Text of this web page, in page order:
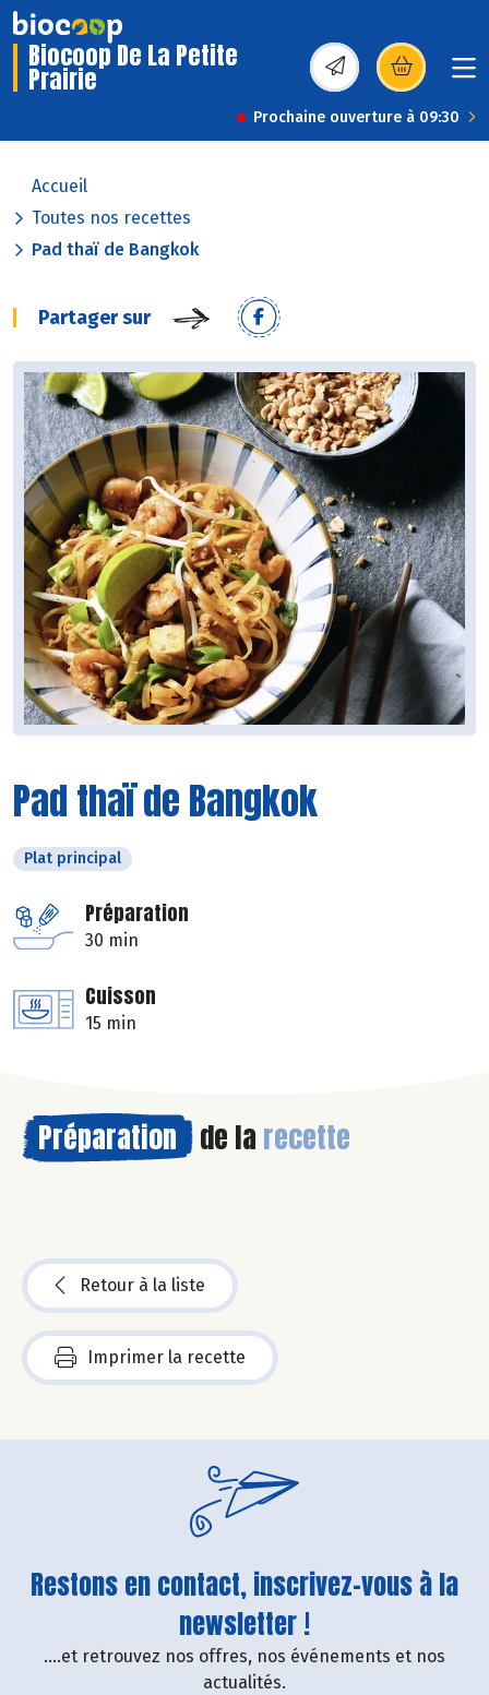
Biocoop De La Petite
Prairie (s’ouvre dans une
Prochaine ouverture à 09:30
Accueil
Toutes nos recettes
Pad thaï de Bangkok
Partager sur
Pad thaï de Bangkok
Plat principal
Préparation
30 min
Cuisson
15 min
Préparation de la recette
Retour à la liste
Imprimer la recette
Restons en contact, inscrivez-vous à la
newsletter !
....et retrouvez nos offres, nos événements et nos
actualités.